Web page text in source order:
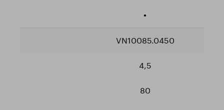
•
VN10085.0450
4,5
80